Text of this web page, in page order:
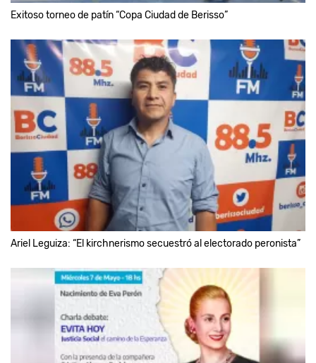
Exitoso torneo de patín “Copa Ciudad de Berisso”
Ariel Leguiza: “El kirchnerismo secuestró al electorado peronista”